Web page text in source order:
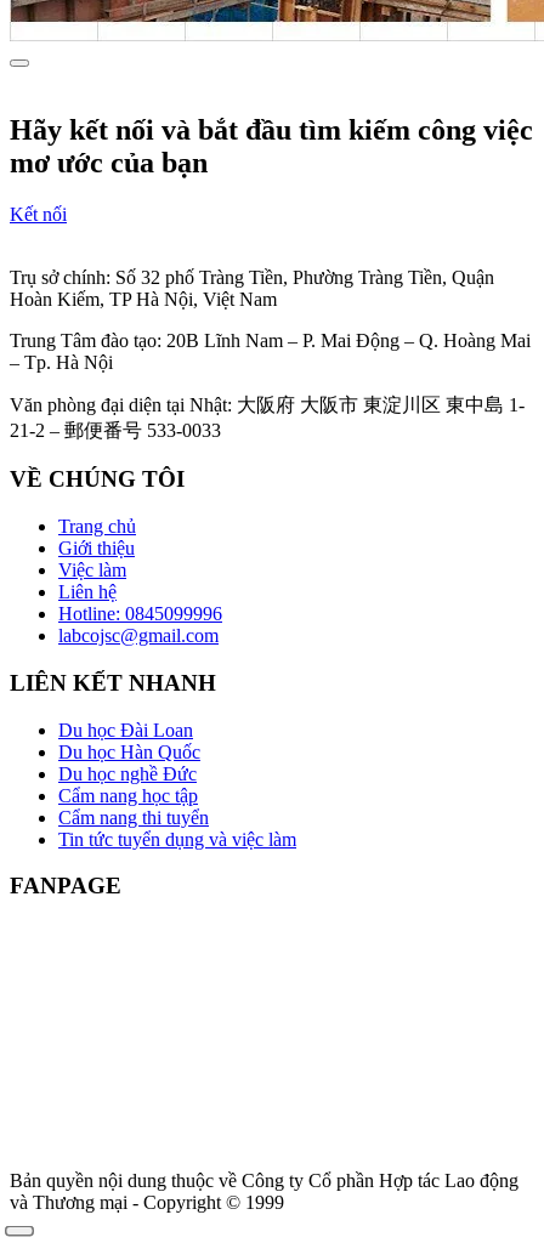
Hãy kết nối và bắt đầu tìm kiếm công việc
mơ ước của bạn
Kết nối
Trụ sở chính: Số 32 phố Tràng Tiền, Phường Tràng Tiền, Quận
Hoàn Kiếm, TP Hà Nội, Việt Nam
Trung Tâm đào tạo: 20B Lĩnh Nam – P. Mai Động – Q. Hoàng Mai
– Tp. Hà Nội
Văn phòng đại diện tại Nhật: 大阪府 大阪市 東淀川区 東中島 1-
21-2 – 郵便番号 533-0033
VỀ CHÚNG TÔI
Trang chủ
Giới thiệu
Việc làm
Liên hệ
Hotline: 0845099996
labcojsc@gmail.com
LIÊN KẾT NHANH
Du học Đài Loan
Du học Hàn Quốc
Du học nghề Đức
Cẩm nang học tập
Cẩm nang thi tuyển
Tin tức tuyển dụng và việc làm
FANPAGE
Bản quyền nội dung thuộc về Công ty Cổ phần Hợp tác Lao động
và Thương mại - Copyright © 1999